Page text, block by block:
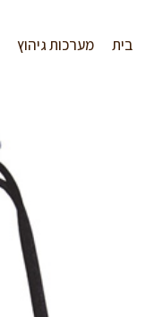
בית
מערכות גיהוץ